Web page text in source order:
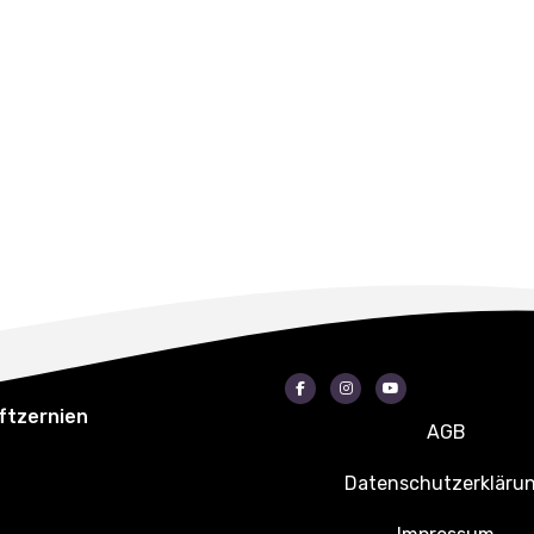
FacebookInstagram
AGB